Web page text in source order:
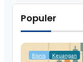
Populer
Bisnis Keuangan